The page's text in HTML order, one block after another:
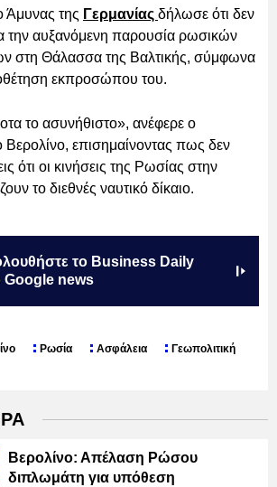
Άμυνας της Γερμανίας δήλωσε ότι δεν
την αυξανόμενη παρουσία ρωσικών
στη Θάλασσα της Βαλτικής, σύμφωνα
εκπροσώπου του.
το ασυνήθιστο», ανέφερε ο
επισημαίνοντας πως δεν
ότι οι κινήσεις της Ρωσίας στην
το διεθνές ναυτικό δίκαιο.
το Business Daily
Google news
Ρωσία Ασφάλεια
Γεωπολιτική
Βερολίνο: Απέλαση Ρώσου
διπλωμάτη για υπόθεση